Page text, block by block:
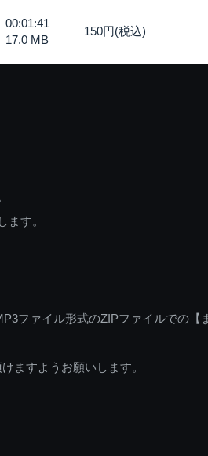
00:01:41
17.0 MB
150円(税込)
す。
ファイル形式のZIPファイルでの【
ますようお願いします。